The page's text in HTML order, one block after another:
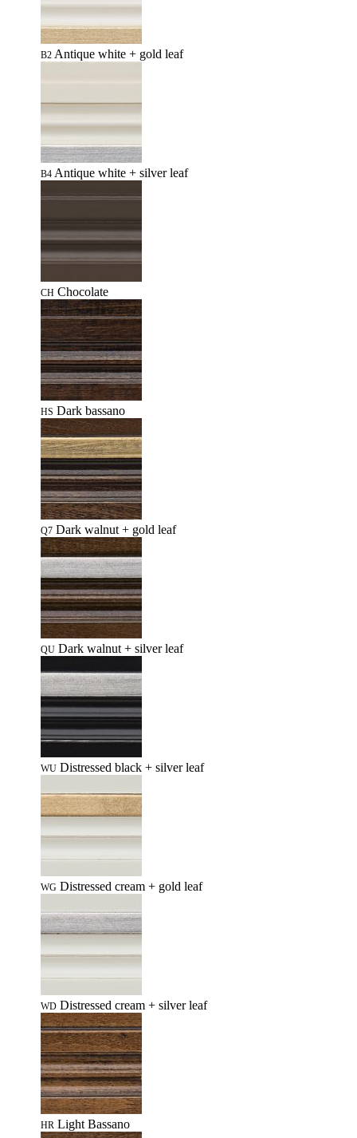
B2 Antique white + gold leaf
B4 Antique white + silver leaf
CH Chocolate
HS Dark bassano
Q7 Dark walnut + gold leaf
QU Dark walnut + silver leaf
WU Distressed black + silver leaf
WG Distressed cream + gold leaf
WD Distressed cream + silver leaf
HR Light Bassano